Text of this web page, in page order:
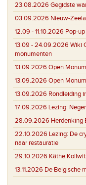
23.08.2026 Gegidste
03.09.2026 Nieuw-
12.09 - 11.10.2026 Pop-
13.09 - 24.09.2026 Wiki
monumenten
13.09.2026 Open
13.09.2026 Open
13.09.2026 Rondleiding
17.09.2026 Lezing:
28.09.2026 Herdenking
22.10.2026 Lezing: De
naar restauratie
29.10.2026 Käthe
13.11.2026 De Belgische